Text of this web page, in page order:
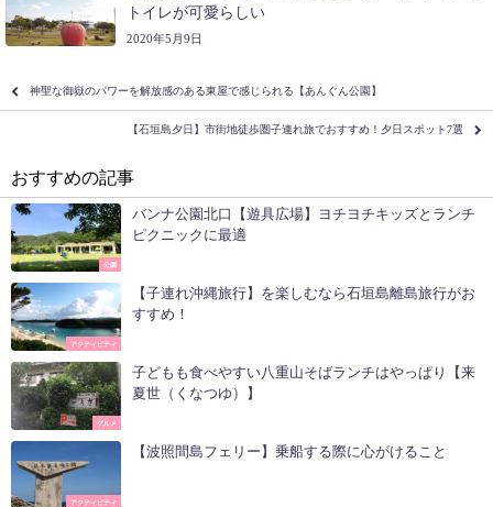
トイレが可愛らしい
2020年5月9日
神聖な御嶽のパワーを解放感のある東屋で感じられる【あんぐん公園】
【石垣島夕日】市街地徒歩圏子連れ旅でおすすめ！夕日スポット7選
おすすめの記事
公園
バンナ公園北口【遊具広場】ヨチヨチキッズとランチ
ピクニックに最適
アクティビティ
【子連れ沖縄旅行】を楽しむなら石垣島離島旅行がお
すすめ！
グルメ
子どもも食べやすい八重山そばランチはやっぱり【来
夏世（くなつゆ）】
アクティビティ
【波照間島フェリー】乗船する際に心がけること